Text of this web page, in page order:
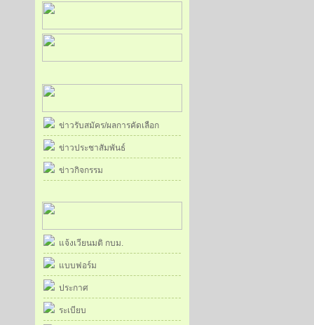
ข่าวรับสมัคร/ผลการคัดเลือก
ข่าวประชาสัมพันธ์
ข่าวกิจกรรม
แจ้งเวียนมติ กบม.
แบบฟอร์ม
ประกาศ
ระเบียบ